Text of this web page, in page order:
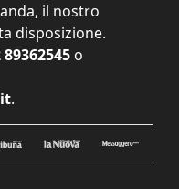
il nostro
disposizione.
89362545 o
.